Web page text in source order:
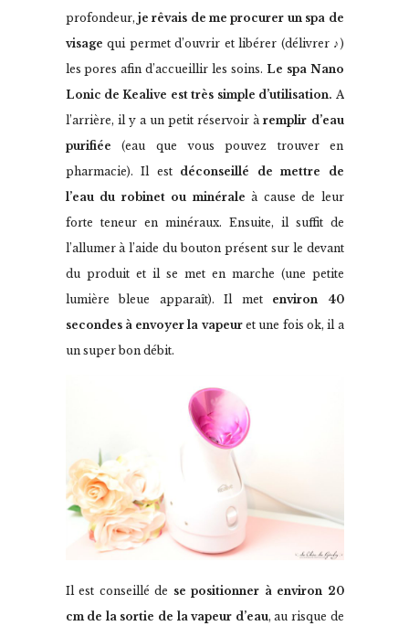
profondeur, je rêvais de me procurer un spa de
visage qui permet d’ouvrir et libérer (délivrer ♪)
les pores afin d’accueillir les soins. Le spa Nano
Lonic de Kealive est très simple d’utilisation. A
l’arrière, il y a un petit réservoir àremplir d’eau
purifiée (eau que vous pouvez trouver en
pharmacie). Il est déconseillé de mettre de
l’eau du robinet ou minérale à cause de leur
forte teneur en minéraux. Ensuite, il suffit de
l’allumer à l’aide du bouton présent sur le devant
du produit et il se met en marche (une petite
lumière bleue apparaît). Il met environ 40
secondes à envoyer la vapeuret une fois ok, il a
un super bon débit.
Il est conseillé de se positionner à environ 20
cm de la sortie de la vapeur d’eau, au risque de